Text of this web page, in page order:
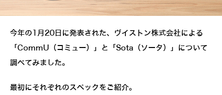
今年の1月20日に発表された、ヴイストン株式会社による
「CommU（コミュー）」と「Sota（ソータ）」について
調べてみました。
最初にそれぞれのスペックをご紹介。